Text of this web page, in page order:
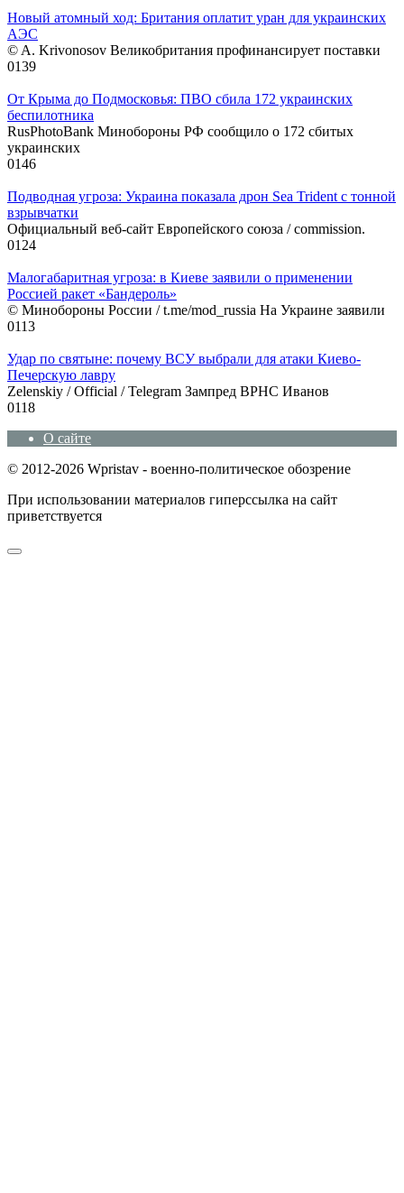
Новый атомный ход: Британия оплатит уран для украинских
АЭС
© A. Krivonosov Великобритания профинансирует поставки
0139
От Крыма до Подмосковья: ПВО сбила 172 украинских
беспилотника
RusPhotoBank Минобороны РФ сообщило о 172 сбитых
украинских
0146
Подводная угроза: Украина показала дрон Sea Trident с тонной
взрывчатки
Официальный веб-сайт Европейского союза / commission.
0124
Малогабаритная угроза: в Киеве заявили о применении
Россией ракет «Бандероль»
© Минобороны России / t.me/mod_russia На Украине заявили
0113
Удар по святыне: почему ВСУ выбрали для атаки Киево-
Печерскую лавру
Zеlеnskiу / Оfficiаl / Telegram Зампред ВРНС Иванов
0118
О сайте
© 2012-2026 Wpristav - военно-политическое обозрение
При использовании материалов гиперссылка на сайт
приветствуется